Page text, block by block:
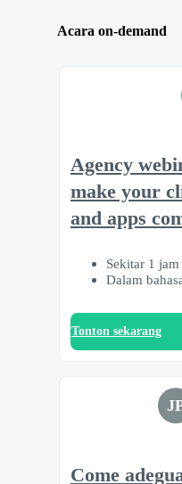
Acara on-demand
Agency
make your
and apps
Sekitar 1 jam
Dalam
Tonton sekarang
Come